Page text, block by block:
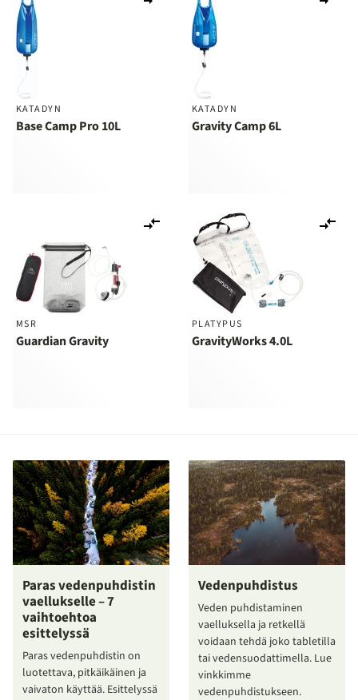
KATADYN
Base Camp Pro 10L
vertailuun
KATADYN
Gravity Camp 6L
MSR
Guardian Gravity
vertailuun
PLATYPUS
GravityWorks 4.0L
Paras vedenpuhdistin
vaellukselle – 7
vaihtoehtoa
esittelyssä
Paras vedenpuhdistin on
luotettava, pitkäikäinen ja
vaivaton käyttää. Esittelyssä
Vedenpuhdistus
Veden puhdistaminen
vaelluksella ja retkellä
voidaan tehdä joko tabletilla
tai vedensuodattimella. Lue
vinkkimme
vedenpuhdistukseen.